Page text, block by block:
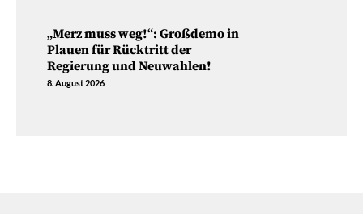
„Merz muss weg!“: Großdemo in
Plauen für Rücktritt der
Regierung und Neuwahlen!
8. August 2026